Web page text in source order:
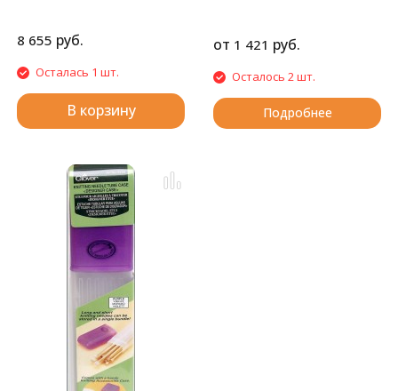
8 655 руб.
Осталась 1 шт.
В корзину
от 1 421 руб.
Осталось 2 шт.
Подробнее